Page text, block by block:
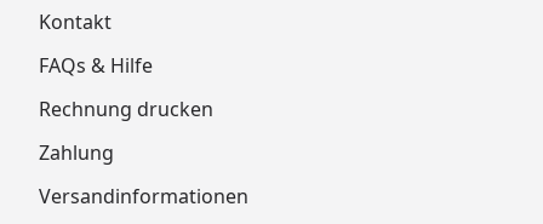
Kontakt
FAQs & Hilfe
Rechnung drucken
Zahlung
Versandinformationen